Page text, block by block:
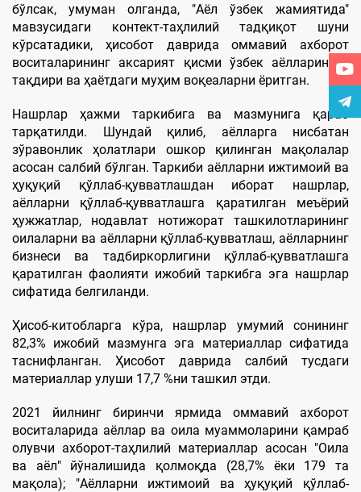
бўлсак, умуман олганда, "Aёл ўзбек жамиятида"
мавзусидаги контект-таҳлилий тадқиқот шуни
кўрсатадики, ҳисобот даврида оммавий ахборот
воситаларининг аксарият қисми ўзбек аёлларининг
тақдири ва ҳаётдаги муҳим воқеаларни ёритган.
Нашрлар ҳажми таркибига ва мазмунига қараб
тарқатилди. Шундай қилиб, аёлларга нисбатан
зўравонлик ҳолатлари ошкор қилинган мақолалар
асосан салбий бўлган. Таркиби аёлларни ижтимоий ва
ҳуқуқий қўллаб-қувватлашдан иборат нашрлар,
аёлларни қўллаб-қувватлашга қаратилган меъёрий
ҳужжатлар, нодавлат нотижорат ташкилотларининг
оилаларни ва аёлларни қўллаб-қувватлаш, аёлларнинг
бизнеси ва тадбиркорлигини қўллаб-қувватлашга
қаратилган фаолияти ижобий таркибга эга нашрлар
сифатида белгиланди.
Ҳисоб-китобларга кўра, нашрлар умумий сонининг
82,3% ижобий мазмунга эга материаллар сифатида
таснифланган. Ҳисобот даврида салбий тусдаги
материаллар улуши 17,7 %ни ташкил этди.
2021 йилнинг биринчи ярмида оммавий ахборот
воситаларида аёллар ва оила муаммоларини қамраб
олувчи ахборот-таҳлилий материаллар асосан "Оила
ва аёл" йўналишида қолмоқда (28,7% ёки 179 та
мақола); "Aёлларни ижтимоий ва ҳуқуқий қўллаб-